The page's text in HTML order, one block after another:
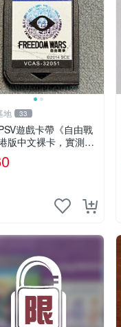
地 33
遊戲卡帶《自由戰
版中文裸卡，實測無
限Sony PSP機器運
他無法使用。單次購